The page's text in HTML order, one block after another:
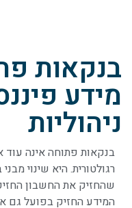
בנקאות
מידע
ניהוליות
בנקאות פתוחה אינה עוד
רגולטורית. היא שינוי
שהחזיק את החשבון
המידע החזיק בפועל גם